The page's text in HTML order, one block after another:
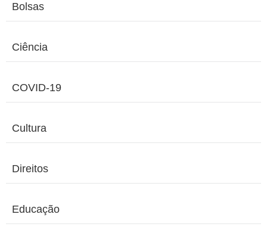
Bolsas
Ciência
COVID-19
Cultura
Direitos
Educação